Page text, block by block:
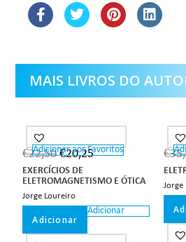
MAIS LIVROS DO
Adicionar aos Favoritos
€22,50 €20,25
EXERCÍCIOS DE
ELETROMAGNETISMO E ÓTICA
Jorge Loureiro
Adicionar
Adicionar
€
Jorge